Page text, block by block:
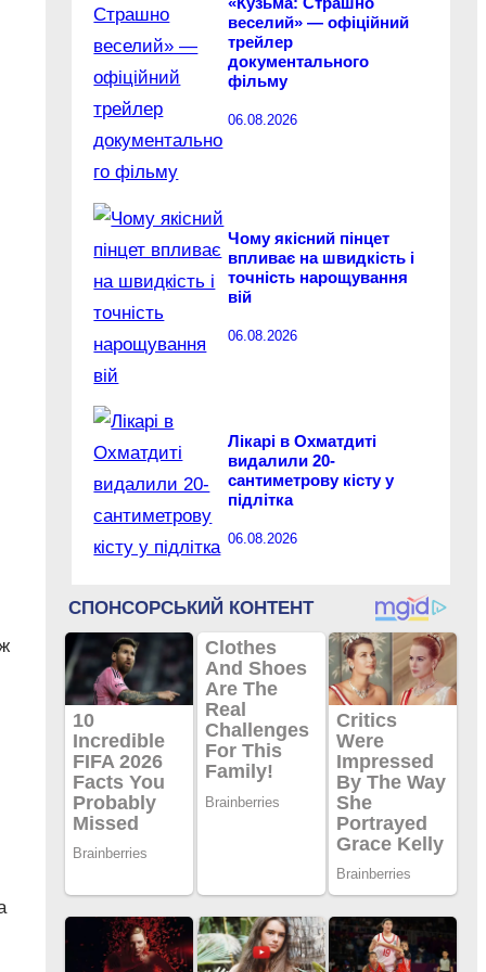
веселий» — офіційний
трейлер
документального
фільму
06.08.2026
Чому якісний пінцет
впливає на швидкість і
точність нарощування
вій
06.08.2026
Лікарі в Охматдиті
видалили 20-
сантиметрову кісту у
підлітка
06.08.2026